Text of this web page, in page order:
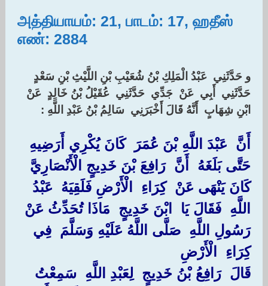
அத்தியாயம்: 21, பாடம்: 17, ஹதீஸ்
எண்: 2884
‏و حَدَّثَنِي ‏ ‏عَبْدُ الْمَلِكِ بْنُ شُعَيْبِ بْنِ اللَّيْثِ بْنِ سَعْدٍ ‏
‏حَدَّثَنِي ‏ ‏أَبِي ‏ ‏عَنْ ‏ ‏جَدِّي ‏ ‏حَدَّثَنِي ‏ ‏عُقَيْلُ بْنُ خَالِدٍ ‏ ‏عَنْ ‏
‏ابْنِ شِهَابٍ ‏ ‏أَنَّهُ قَالَ أَخْبَرَنِي ‏ ‏سَالِمُ بْنُ عَبْدِ اللَّهِ : ‏ ‏
أَنَّ ‏ ‏عَبْدَ اللَّهِ بْنَ عُمَرَ ‏ ‏كَانَ يُكْرِي أَرَضِيهِ
حَتَّى بَلَغَهُ ‏ ‏أَنَّ ‏ ‏رَافِعَ بْنَ خَدِيجٍ الْأَنْصَارِيَّ ‏
‏كَانَ يَنْهَى عَنْ ‏ ‏كِرَاءِ ‏ ‏الْأَرْضِ فَلَقِيَهُ ‏ ‏عَبْدُ
اللَّهِ ‏ ‏فَقَالَ يَا ‏ ‏ابْنَ خَدِيجٍ ‏ ‏مَاذَا تُحَدِّثُ عَنْ
رَسُولِ اللَّهِ ‏ ‏صَلَّى اللَّهُ عَلَيْهِ وَسَلَّمَ ‏ ‏فِي ‏
‏كِرَاءِ ‏ ‏الْأَرْضِ ‏
‏قَالَ ‏ ‏رَافِعُ بْنُ خَدِيجٍ ‏ ‏لِعَبْدِ اللَّهِ ‏ ‏سَمِعْتُ ‏